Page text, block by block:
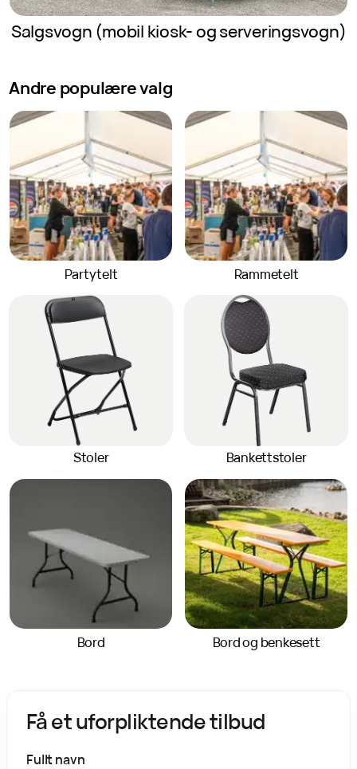
Salgsvogn (mobil kiosk- og serveringsvogn)
Andre populære valg
Partytelt Rammetelt
Stoler Bankettstoler
Bord Bord og benkesett
Få et uforpliktende tilbud
Fullt navn